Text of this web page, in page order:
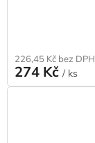
226,45 Kč bez DPH
274 Kč / ks